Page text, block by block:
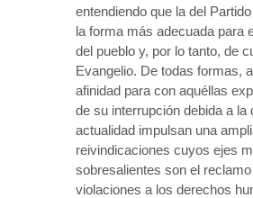
entendiendo que la del
la forma más adecuada para
del pueblo y, por lo tanto, de
Evangelio. De todas formas,
afinidad para con aquéllas
de su interrupción debida a la
actualidad impulsan una
reivindicaciones cuyos ejes
sobresalientes son el
violaciones a los derechos